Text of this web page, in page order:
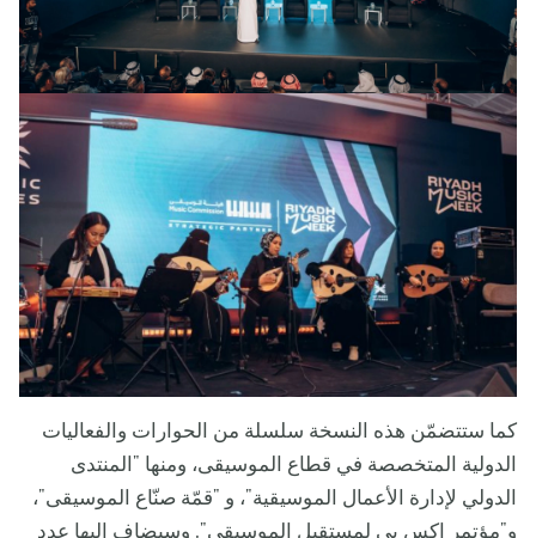
كما ستتضمّن هذه النسخة سلسلة من الحوارات والفعاليات
الدولية المتخصصة في قطاع الموسيقى، ومنها "المنتدى
الدولي لإدارة الأعمال الموسيقية"، و "قمّة صنّاع الموسيقى"،
و"مؤتمر إكس بي لمستقبل الموسيقى". وسيضاف إليها عدد